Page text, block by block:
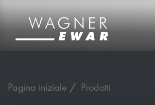
Pagina iniziale Prodotti